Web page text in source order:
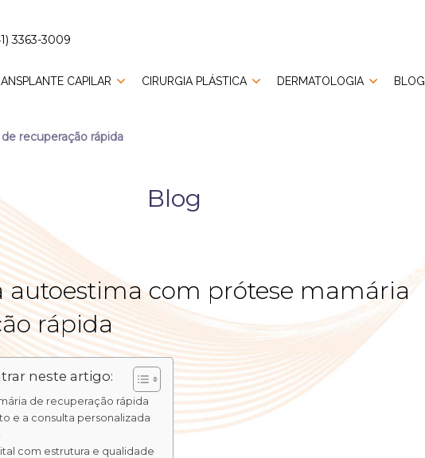
3363-3009
CAPILAR CIRURGIA PLÁSTICA DERMATOLOGIA BLOG
recuperação rápida
Blog
autoestima com prótese mamária
rápida
neste artigo:
de recuperação rápida
e a consulta personalizada
com estrutura e qualidade